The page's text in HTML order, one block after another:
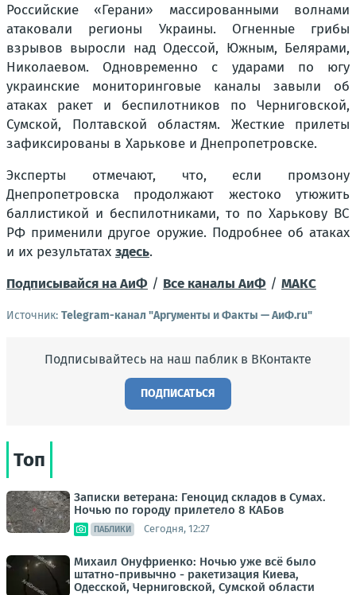
Российские «Герани» массированными волнами
атаковали регионы Украины. Огненные грибы
взрывов выросли над Одессой, Южным, Белярами,
Николаевом. Одновременно с ударами по югу
украинские мониторинговые каналы завыли об
атаках ракет и беспилотников по Черниговской,
Сумской, Полтавской областям. Жесткие прилеты
зафиксированы в Харькове и Днепропетровске.
Эксперты отмечают, что, если промзону
Днепропетровска продолжают жестоко утюжить
баллистикой и беспилотниками, то по Харькову ВС
РФ применили другое оружие. Подробнее об атаках
и их результатах здесь.
Подписывайся на АиФ / Все каналы АиФ / MAКС
Источник: Telegram-канал "Аргументы и Факты — АиФ.ru"
Подписывайтесь на наш паблик в ВКонтакте
ПОДПИСАТЬСЯ
Топ
Записки ветерана: Геноцид складов в Сумах.
Ночью по городу прилетело 8 КАБов
ПАБЛИКИ Сегодня, 12:27
Михаил Онуфриенко: Ночью уже всё было
штатно-привычно - ракетизация Киева,
Одесской, Черниговской, Сумской области